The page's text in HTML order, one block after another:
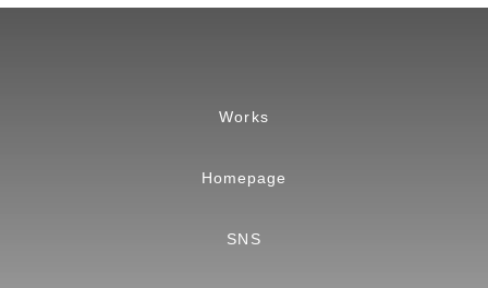
Works
Homepage
SNS